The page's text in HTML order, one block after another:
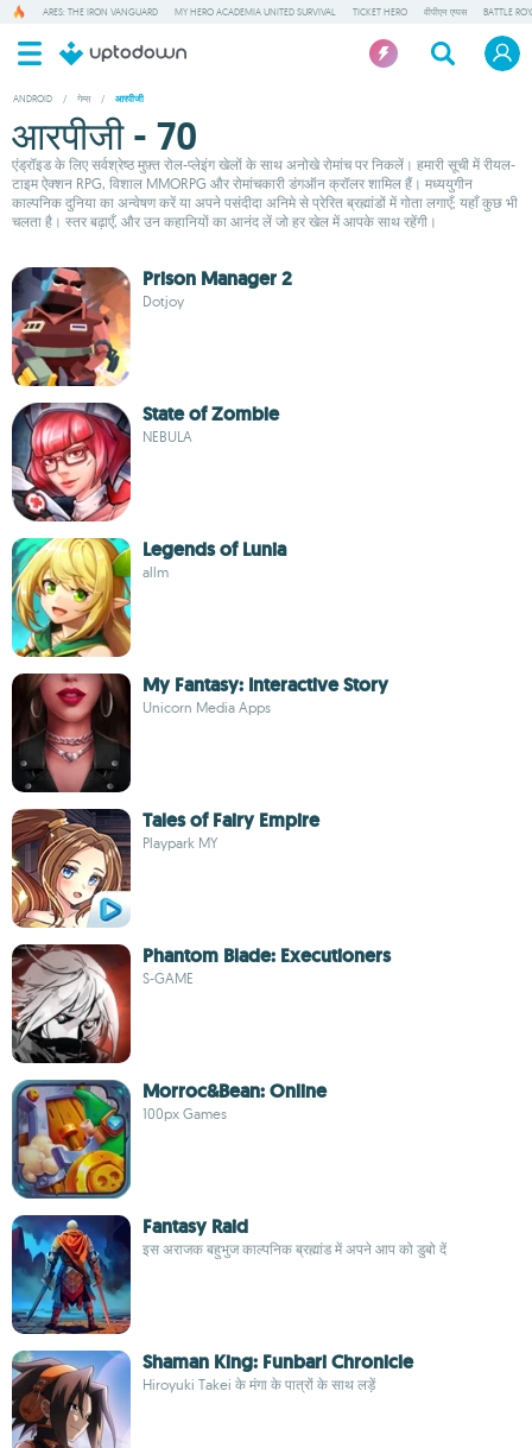
ARES: THE IRON VANGUARD MY HERO ACADEMIA UNITED SURVIVAL TICKET HERO वीपीएन एप्पस BATTLE
ANDROID / गेम्स / आरपीजी
आरपीजी - 70
एंड्रॉइड के लिए सर्वश्रेष्ठ मुफ़्त रोल-प्लेइंग खेलों के साथ अनोखे रोमांच पर निकलें। हमारी सूची में रीयल-
टाइम ऐक्शन RPG, विशाल MMORPG और रोमांचकारी डंगऑन क्रॉलर शामिल हैं। मध्ययुगीन
काल्पनिक दुनिया का अन्वेषण करें या अपने पसंदीदा अनिमे से प्रेरित ब्रह्मांडों में गोता लगाएँ; यहाँ कुछ भी
चलता है। स्तर बढ़ाएँ, और उन कहानियों का आनंद लें जो हर खेल में आपके साथ रहेंगी।
Prison Manager 2
Dotjoy
State of Zombie
NEBULA
Legends of Lunia
allm
My Fantasy: Interactive Story
Unicorn Media Apps
Tales of Fairy Empire
Playpark MY
Phantom Blade: Executioners
S-GAME
Morroc&Bean: Online
100px Games
Fantasy Raid
इस अराजक बहुभुज काल्पनिक ब्रह्मांड में अपने आप को डुबो दें
Shaman King: Funbari Chronicle
Hiroyuki Takei के मंगा के पात्रों के साथ लड़ें